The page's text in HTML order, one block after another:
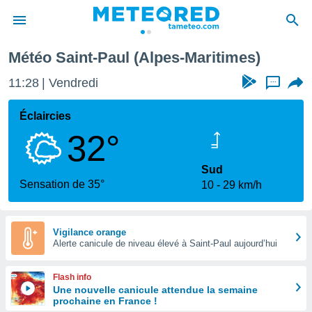
de
Météo Saint-Paul (Alpes-Maritimes)
11:28 Vendredi ...
Éclaircies
32°
Sensation de 35°
Sud
10
29 km/h
Vigilance orange
Alerte canicule de niveau élevé à Saint-Paul aujourd’hui
Flash info
Une nouvelle canicule attendue la semaine
prochaine en France !